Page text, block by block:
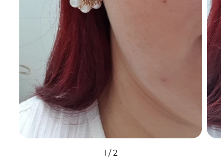
1 /2